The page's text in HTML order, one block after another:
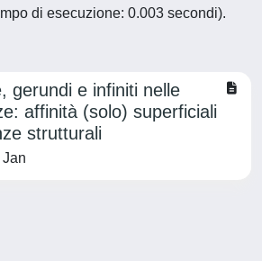
di esecuzione: 0.003 secondi).
gerundi e infiniti nelle
affinità (solo) superficiali
strutturali